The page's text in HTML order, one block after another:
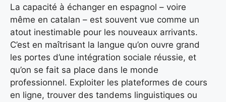
La capacité à échanger en espagnol – voire
même en catalan – est souvent vue comme un
atout inestimable pour les nouveaux arrivants.
C’est en maîtrisant la langue qu’on ouvre grand
les portes d’une intégration sociale réussie, et
qu’on se fait sa place dans le monde
professionnel. Exploiter les plateformes de cours
en ligne, trouver des tandems linguistiques ou